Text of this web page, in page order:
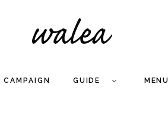
CAMPAIGN GUIDE MENU